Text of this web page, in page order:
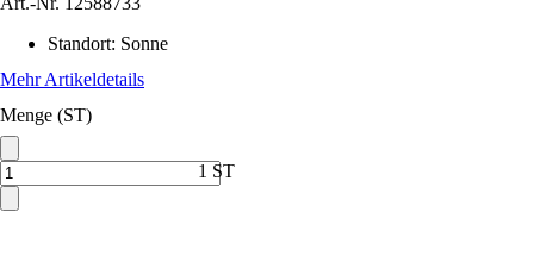
Standort: Sonne
Mehr Artikeldetails
Menge (ST)
1 ST